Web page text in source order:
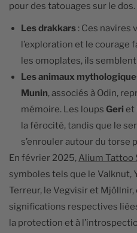
pour des tatouages sur le dos.
Les drakkars : Ces navires
l’exploration et le courage
les omoplates, ils
Les animaux
Munin, associés à Odin,
mémoire. Les loups Geri et
la férocité, tandis que le
s’enrouler autour du torse
En février 2025, Alium Tattoo
symboles tels que le Valknut,
Terreur, le Vegvisir et
significations respectives
la protection et à